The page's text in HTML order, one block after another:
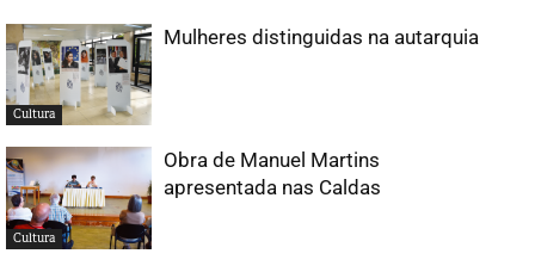
Cultura
Mulheres distinguidas na autarquia
Cultura
Obra de Manuel Martins
apresentada nas Caldas